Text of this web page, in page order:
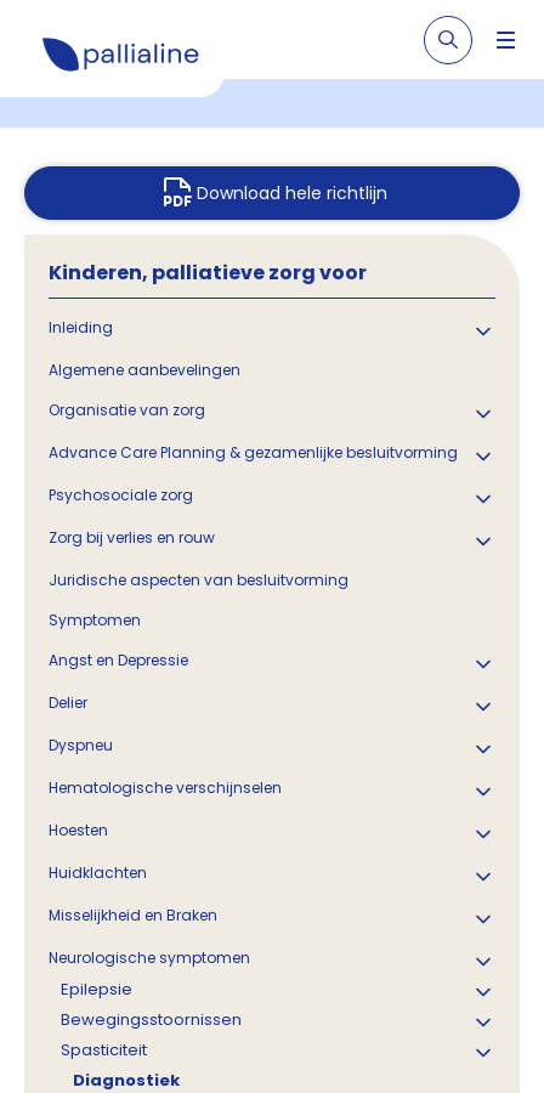
Download hele richtlijn
Kinderen, palliatieve zorg voor
Inleiding
Algemene aanbevelingen
Organisatie van zorg
Advance Care Planning & gezamenlijke besluitvorming
Psychosociale zorg
Zorg bij verlies en rouw
Juridische aspecten van besluitvorming
Symptomen
Angst en Depressie
Delier
Dyspneu
Hematologische verschijnselen
Hoesten
Huidklachten
Misselijkheid en Braken
Neurologische symptomen
Epilepsie
Bewegingsstoornissen
Spasticiteit
Diagnostiek